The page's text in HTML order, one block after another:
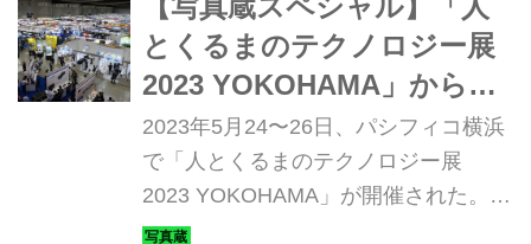
【写真蔵スペシャル】「人
とくるまのテクノロジー展
2023 YOKOHAMA」から、
メーカー系を中心とした展
示を紹介
2023年5月24〜26日、パシフィコ横浜
で「人とくるまのテクノロジー展
2023 YOKOHAMA」が開催された。こ
こでは、目で見てわかりやすいメーカ